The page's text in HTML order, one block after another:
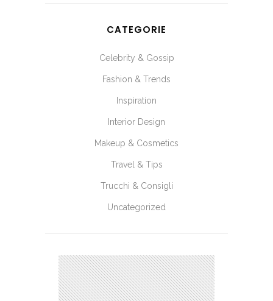
CATEGORIE
Celebrity & Gossip
Fashion & Trends
Inspiration
Interior Design
Makeup & Cosmetics
Travel & Tips
Trucchi & Consigli
Uncategorized